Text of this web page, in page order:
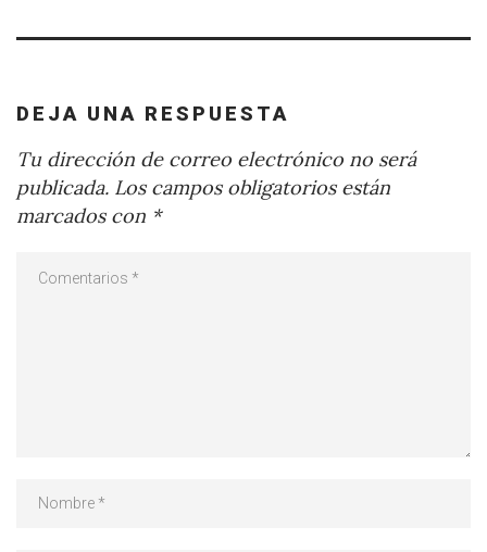
DEJA UNA RESPUESTA
Tu dirección de correo electrónico no será
publicada. Los campos obligatorios están
marcados con *